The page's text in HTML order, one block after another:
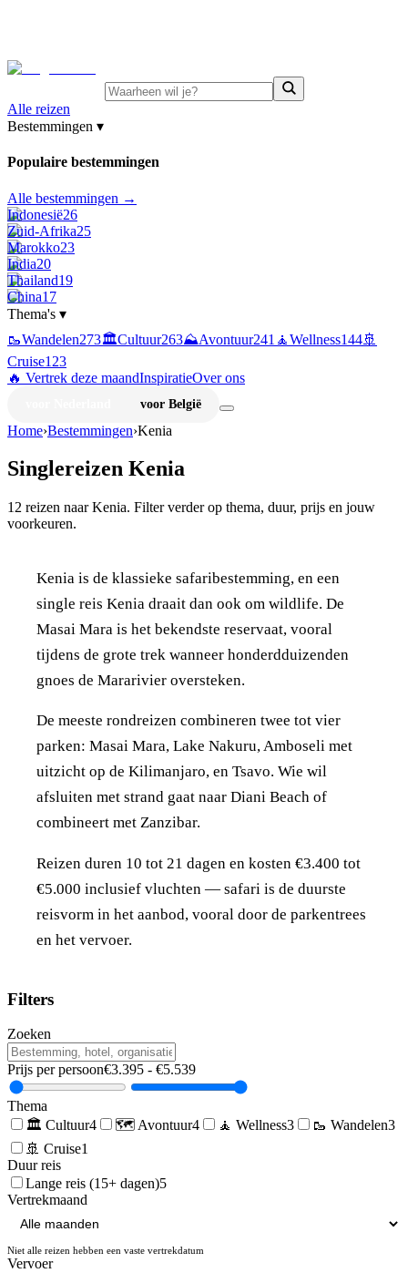
Alle reizen
Bestemmingen ▾
Populaire bestemmingen
Alle bestemmingen →
Indonesië26
Zuid-Afrika25
Marokko23
India20
Thailand19
China17
Thema's ▾
🥾Wandelen273🏛️Cultuur263⛰️Avontuur241 🧘Wellness144🚢
Cruise123
🔥 Vertrek deze maandInspiratieOver ons
voor België
Home›Bestemmingen›Kenia
Singlereizen Kenia
12 reizen naarKenia. Filter verder op thema, duur, prijs en jouw
voorkeuren.
Kenia is de klassieke safaribestemming, en een
single reis Kenia draait dan ook om wildlife. De
Masai Mara is het bekendste reservaat, vooral
tijdens de grote trek wanneer honderdduizenden
gnoes de Mararivier oversteken.
De meeste rondreizen combineren twee tot vier
parken: Masai Mara, Lake Nakuru, Amboseli met
uitzicht op de Kilimanjaro, en Tsavo. Wie wil
afsluiten met strand gaat naar Diani Beach of
combineert met Zanzibar.
Reizen duren 10 tot 21 dagen en kosten €3.400 tot
€5.000 inclusief vluchten — safari is de duurste
reisvorm in het aanbod, vooral door de parkentrees
en het vervoer.
Filters
Zoeken
Prijs per persoon€3.395 - €5.539
Thema
🏛️ Cultuur4 🗺️ Avontuur4 🧘 Wellness3 🥾 Wandelen3
🚢 Cruise1
Duur reis
Lange reis (15+ dagen)5
Vertrekmaand
Niet alle reizen hebben een vaste vertrekdatum
Vervoer